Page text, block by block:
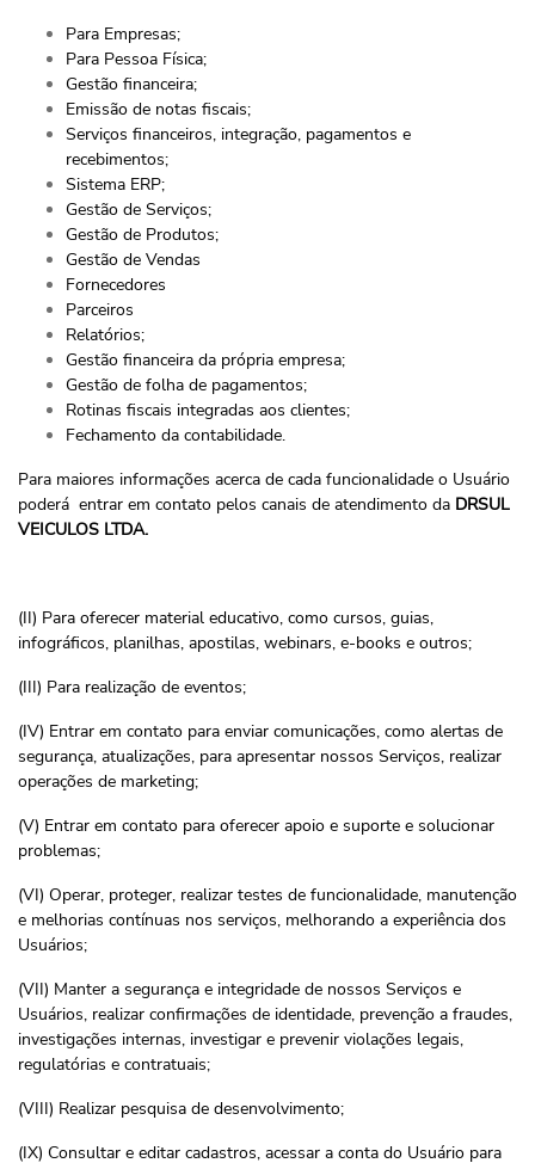
Para Empresas;
Para Pessoa Física;
Gestão financeira;
Emissão de notas fiscais;
Serviços financeiros, integração, pagamentos e
recebimentos;
Sistema ERP;
Gestão de Serviços;
Gestão de Produtos;
Gestão de Vendas
Fornecedores
Parceiros
Relatórios;
Gestão financeira da própria empresa;
Gestão de folha de pagamentos;
Rotinas fiscais integradas aos clientes;
Fechamento da contabilidade.
Para maiores informações acerca de cada funcionalidade o Usuário
poderá entrar em contato pelos canais de atendimento da DRSUL
VEICULOS LTDA.
(II) Para oferecer material educativo, como cursos, guias,
infográficos, planilhas, apostilas, webinars, e-books e outros;
(III) Para realização de eventos;
(IV) Entrar em contato para enviar comunicações, como alertas de
segurança, atualizações, para apresentar nossos Serviços, realizar
operações de marketing;
(V) Entrar em contato para oferecer apoio e suporte e solucionar
problemas;
(VI) Operar, proteger, realizar testes de funcionalidade, manutenção
e melhorias contínuas nos serviços, melhorando a experiência dos
Usuários;
(VII) Manter a segurança e integridade de nossos Serviços e
Usuários, realizar confirmações de identidade, prevenção a fraudes,
investigações internas, investigar e prevenir violações legais,
regulatórias e contratuais;
(VIII) Realizar pesquisa de desenvolvimento;
(IX) Consultar e editar cadastros, acessar a conta do Usuário para